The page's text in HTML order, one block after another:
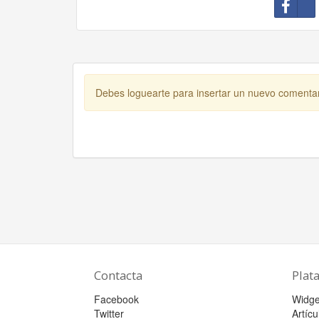
Debes loguearte para insertar un nuevo
Contacta
Facebook
Twitter